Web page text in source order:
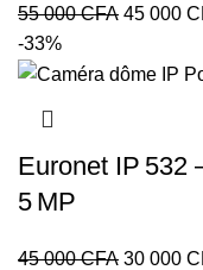
55 000CFA Le
initial
000 CFA.
45 000
-33%
Euronet IP 532
5 MP
45 000CFA Le
30 000